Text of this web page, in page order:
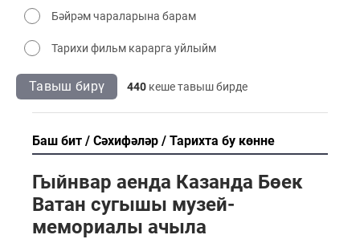
Бәйрәм чараларына барам
Тарихи фильм карарга уйлыйм
Тавыш бирү 440 кеше тавыш бирде
Баш бит Сәхифәләр Тарихта бу көнне
Гыйнвар аенда Казанда Бөек
Ватан сугышы музей-
мемориалы ачыла